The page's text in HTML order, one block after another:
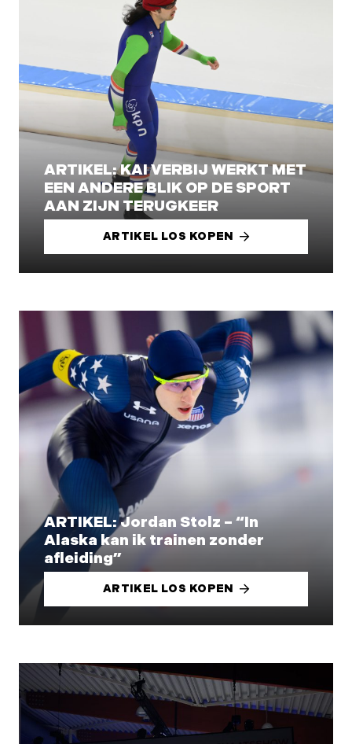
ARTIKEL: KAI VERBIJ WERKT MET
EEN ANDERE BLIK OP DE SPORT
AAN ZIJN TERUGKEER
ARTIKEL LOS KOPEN
ARTIKEL: Jordan Stolz – “In
Alaska kan ik trainen zonder
afleiding”
ARTIKEL LOS KOPEN